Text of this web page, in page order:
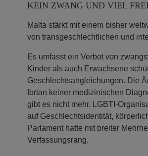
KEIN ZWANG UND VIEL
Malta stärkt mit einem bisher
von transgeschlechtlichen und
Es umfasst ein Verbot von
Kinder als auch Erwachsene
Geschlechtsangleichungen. Die
fortan keiner medizinischen
gibt es nicht mehr. LGBTI-
auf Geschlechtsidentität,
Parlament hatte mit breiter
Verfassungsrang.